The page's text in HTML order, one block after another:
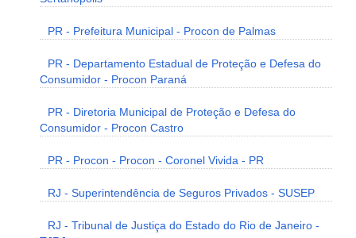
PR - Prefeitura Municipal - Procon de Palmas
PR - Departamento Estadual de Proteção e Defesa do
Consumidor - Procon Paraná
PR - Diretoria Municipal de Proteção e Defesa do
Consumidor - Procon Castro
PR - Procon - Procon - Coronel Vivida - PR
RJ - Superintendência de Seguros Privados - SUSEP
RJ - Tribunal de Justiça do Estado do Rio de Janeiro -